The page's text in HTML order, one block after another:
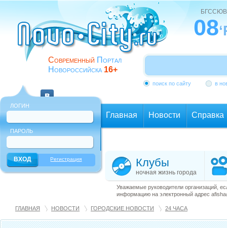
Современный Портал
Новороссийска 16+
08
поиск по сайту в
ЛОГИН
ПАРОЛЬ
Регистрация
Главная Новости Справка
Клубы
ночная жизнь города
Уважаемые руководители организаций,
информацию на электронный адрес
ГЛАВНАЯ НОВОСТИ ГОРОДСКИЕ НОВОСТИ 24 ЧАСА